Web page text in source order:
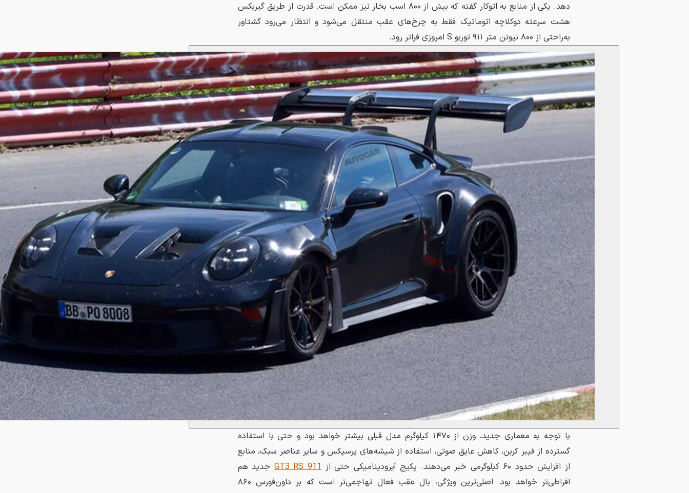
دهد. یکی از منابع به اتوکار گفته که بیش از ۸۰۰ اسب بخار نیز ممکن است. قدرت از طریق گیربکس
هشت سرعته دوکلاچه اتوماتیک فقط به چرخ‌های عقب منتقل می‌شود و انتظار می‌رود گشتاور
به‌راحتی از ۸۰۰ نیوتن متر ۹۱۱ توربو S امروزی فراتر رود.
با توجه به معماری جدید، وزن از ۱۴۷۰ کیلوگرم مدل قبلی بیشتر خواهد بود و حتی با استفاده
گسترده از فیبر کربن، کاهش عایق صوتی، استفاده از شیشه‌های پرسپکس و سایر عناصر سبک، منابع
از افزایش حدود ۶۰ کیلوگرمی خبر می‌دهند. پکیج آیرودینامیکی حتی از
911 GT3 RS
جدید هم
افراطی‌تر خواهد بود. اصلی‌ترین ویژگی، بال عقب فعال تهاجمی‌تر است که بر داون‌فورس ۸۶۰